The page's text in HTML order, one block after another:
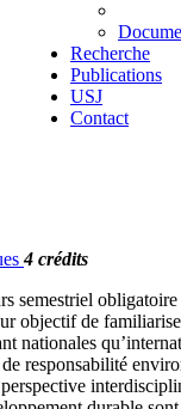
Recherche
Publications
USJ
Contact
4 crédits
semestriel
objectif de
nationales
responsabilité